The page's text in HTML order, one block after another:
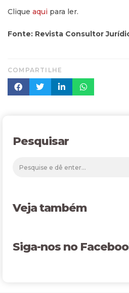
Clique aqui para ler.
Fonte: Revista Consultor
COMPARTILHE
Pesquisar
Veja também
Siga-nos no